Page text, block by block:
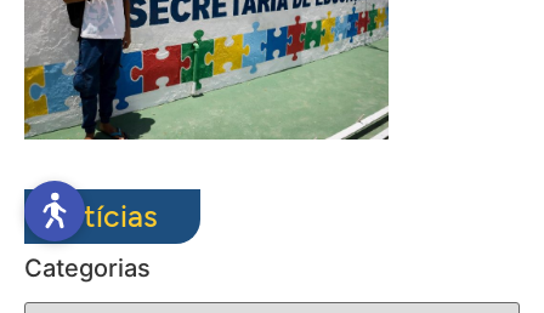
Notícias
Categorias